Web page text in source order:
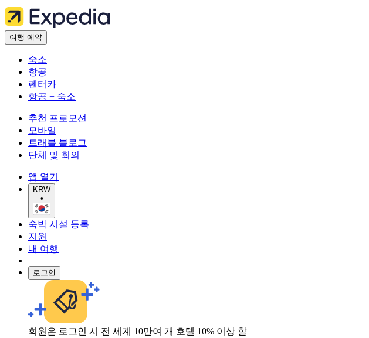
여행 예약
숙소
항공
렌터카
항공 + 숙소
추천 프로모션
모바일
트래블 블로그
단체 및 회의
앱 열기
KRW
•
숙박 시설 등록
지원
내 여행
로그인
회원은 로그인 시 전 세계 10만여 개 호텔 10% 이상 할